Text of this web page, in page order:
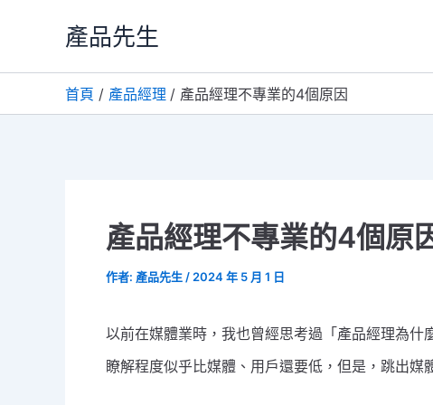
要
產品先生
首頁 產品經理 產品經理不專業的4個原因
產品經理不專業的4個原
作者: 產品先生 / 2024 年 5 月 1 日
以前在媒體業時，我也曾經思考過「產品經理為
瞭解程度似乎比媒體、用戶還要低，但是，跳出